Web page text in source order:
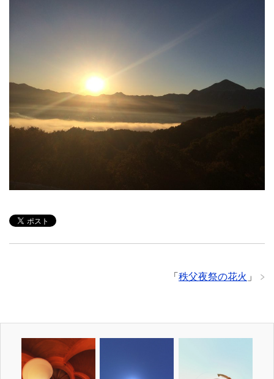
「 秩父夜祭の花火 」